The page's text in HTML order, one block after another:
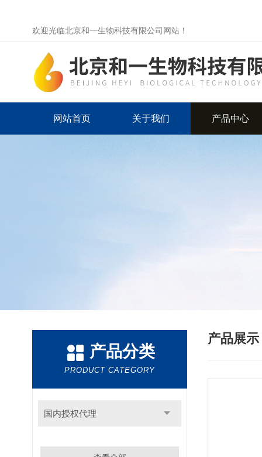
欢迎光临北京和一生物科技有限公司网站！
网站首页 关于我们 产品中心
产品分类
PRODUCT CATEGORY
国内授权代理
产品展示